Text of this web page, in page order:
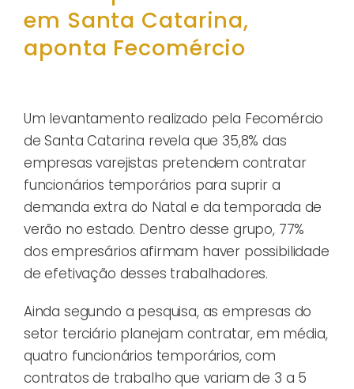
em Santa Catarina,
aponta Fecomércio
Um levantamento realizado pela Fecomércio
de Santa Catarina revela que 35,8% das
empresas varejistas pretendem contratar
funcionários temporários para suprir a
demanda extra do Natal e da temporada de
verão no estado. Dentro desse grupo, 77%
dos empresários afirmam haver possibilidade
de efetivação desses trabalhadores.
Ainda segundo a pesquisa, as empresas do
setor terciário planejam contratar, em média,
quatro funcionários temporários, com
contratos de trabalho que variam de 3 a 5